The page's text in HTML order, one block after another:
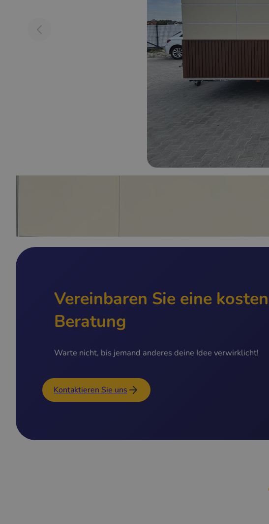
Vereinbaren Sie eine
Beratung
Warte nicht, bis jemand anderes deine Idee verwirklicht!
Kontaktieren Sie uns